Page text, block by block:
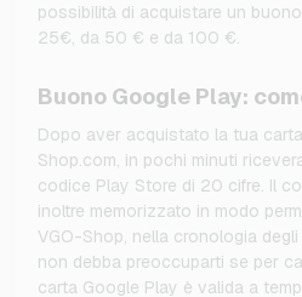
possibilità di acquistare un
25€, da 50 € e da 100 €.
Buono Google Play:
Dopo aver acquistato la tua
Shop.com, in pochi minuti
codice Play Store di 20 cifre. Il
inoltre memorizzato in modo
VGO-Shop, nella cronologia
non debba preoccuparti se per
carta Google Play è valida a